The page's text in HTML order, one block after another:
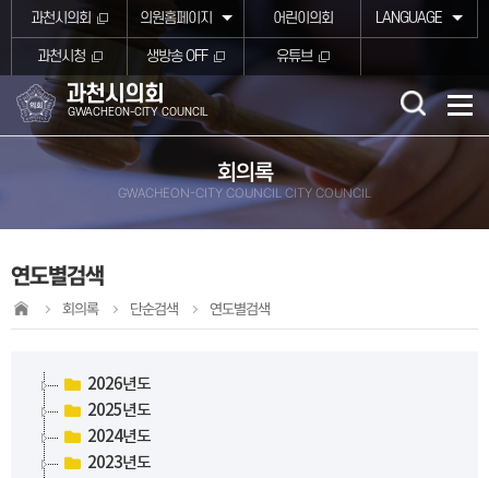
본문바로가기
과천시의회 의원홈페이지 어린이의회 LANGUAGE
과천시청 생방송 OFF 유튜브
과천시의회
GWACHEON-CITY COUNCIL
회의록
GWACHEON-CITY COUNCIL CITY COUNCIL
연도별검색
회의록 단순검색 연도별검색
2026년도
2025년도
2024년도
2023년도